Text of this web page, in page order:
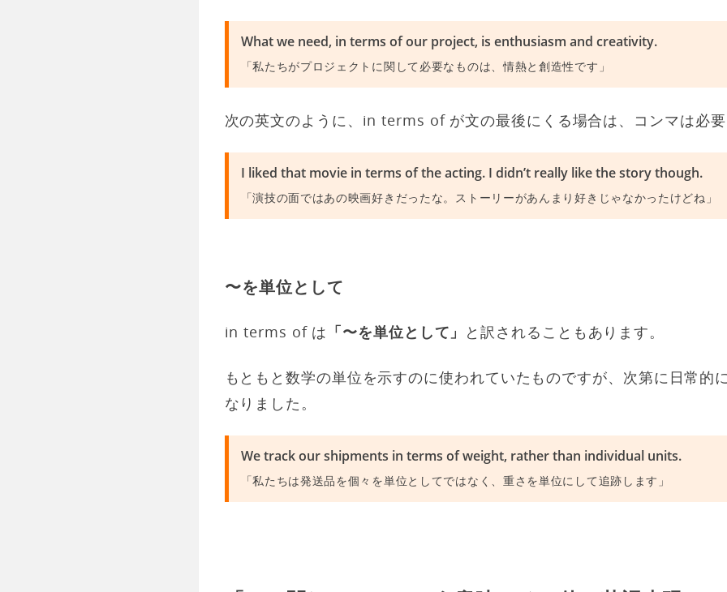
What we need, in terms of our project, is enthusiasm and creativity.
「私たちがプロジェクトに関して必要なものは、情熱と創造性です」
次の英文のように、in terms of が文の最後にくる場合は、コンマは必
I liked that movie in terms of the acting. I didn’t really like the story though.
「演技の面ではあの映画好きだったな。ストーリーがあんまり好きじゃなかったけどね」
〜を単位として
in terms of は 「〜を単位として」 と訳されることもあります。
もともと数学の単位を示すのに使われていたものですが、次第に日常的
なりました。
We track our shipments in terms of weight, rather than individual units.
「私たちは発送品を個々を単位としてではなく、重さを単位にして追跡します」